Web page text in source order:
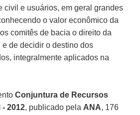
civil e usuários, em geral grandes
o valor econômico da
comitês de bacia o direito da
e de decidir o destino dos
integralmente aplicados na
Conjuntura de Recursos
2012, publicado pela ANA, 176